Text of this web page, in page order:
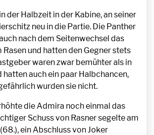
der Halbzeit in der Kabine, an seiner
neu in die Partie. Die Panther
nach dem Seitenwechsel das
Rasen und hatten den Gegner stets
waren zwar bemühter als in
hatten auch ein paar Halbchancen,
wurden sie nicht.
die Admira noch einmal das
Schuss von Rasner segelte am
ein Abschluss von Joker